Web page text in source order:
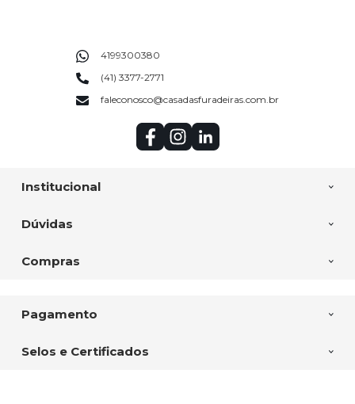
Institucional
Dúvidas
Compras
4199300380
(41) 3377-2771
faleconosco@casadasfuradeiras.com.br
Pagamento
Selos e Certificados